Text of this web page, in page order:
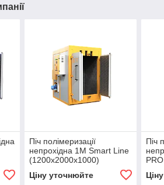
Піч полімеризації
непрохідна 1М Smart Line
(1200х2000х1000)
Ціну уточнюйте
Піч